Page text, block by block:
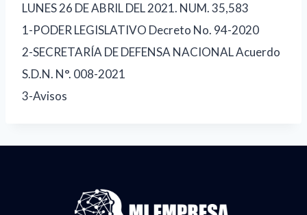
LUNES 26 DE ABRIL DEL 2021. NUM. 35,583
1-PODER LEGISLATIVO Decreto No. 94-2020
2-SECRETARÍA DE DEFENSA NACIONAL Acuerdo
S.D.N. N°. 008-2021
3-Avisos